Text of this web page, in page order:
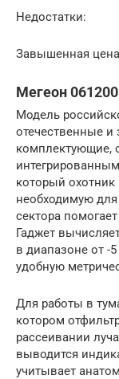
Недостатки:
Завышенная
Мегеон 061200
Модель
отечественные и
комплектующие,
который
необходимую
сектора
Гаджет
в диапазоне от -
удобную
Для работы в
котором
рассеивании
выводится
учитывает